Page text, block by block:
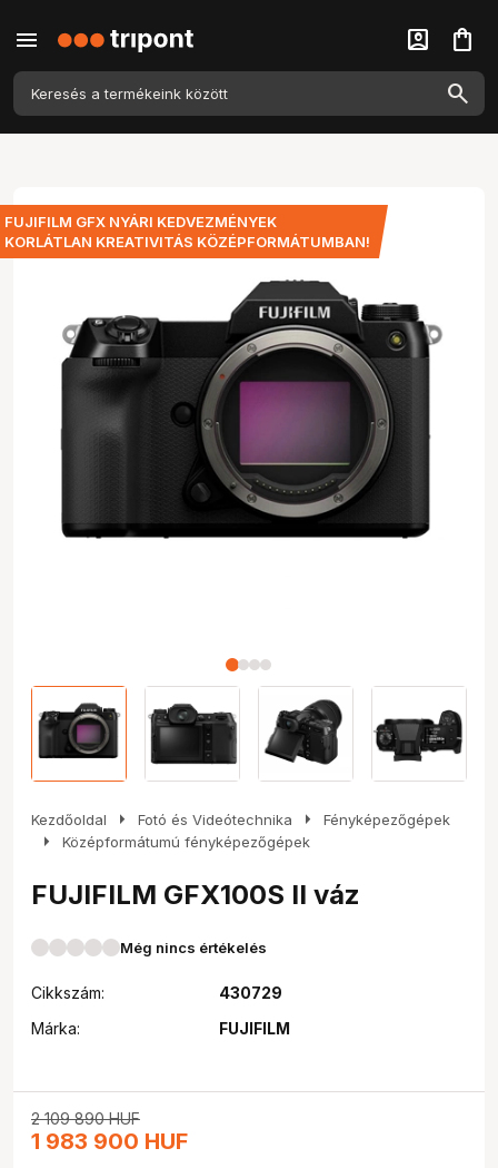
menu account_box shopping_bag
FUJIFILM GFX NYÁRI KEDVEZMÉNYEK
KORLÁTLAN KREATIVITÁS KÖZÉPFORMÁTUMBAN!
Kezdőoldal arrow_right Fotó és Videótechnika arrow_right Fényképezőgépek
arrow_right Középformátumú fényképezőgépek
FUJIFILM GFX100S II váz
Még nincs értékelés
Cikkszám:
430729
Márka:
FUJIFILM
2 109 890 HUF
1 983 900 HUF